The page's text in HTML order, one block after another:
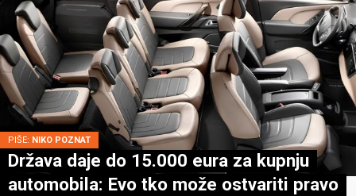
PIŠE: NIKO POZNAT
Država daje do 15.000 eura za kupnju
automobila: Evo tko može ostvariti pravo